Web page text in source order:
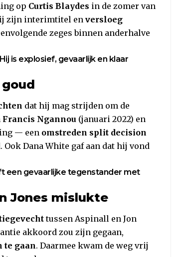
op Curtis Blaydes in de zomer van
zijn interimtitel en versloeg
zeges binnen anderhalve
is explosief, gevaarlijk en klaar
dat hij mag strijden om de
Francis Ngannou (januari 2022) en
— een omstreden split decision
Dana White gaf aan dat hij vond
een gevaarlijke tegenstander met
Jones mislukte
tussen Aspinall en Jon
akkoord zou zijn gegaan,
te gaan. Daarmee kwam de weg vrij